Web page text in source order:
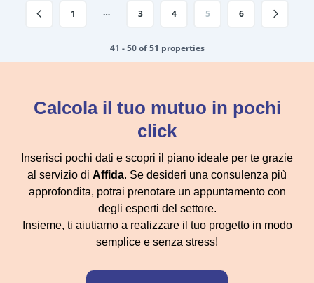
1 … 3 4 5 6
41 - 50 of 51 properties
Inserisci pochi dati e scopri il piano ideale per te grazie
al servizio di Affida. Se desideri una consulenza più
approfondita, potrai prenotare un appuntamento con
degli esperti del settore.
Insieme, ti aiutiamo a realizzare il tuo progetto in modo
semplice e senza stress!
Calcola il tuo mutuo in pochi
click